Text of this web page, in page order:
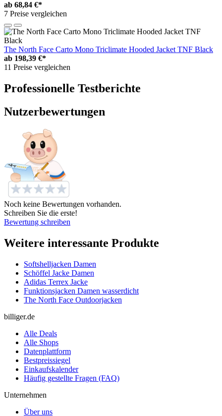
ab 68,84 €*
7 Preise vergleichen
The North Face Carto Mono Triclimate Hooded Jacket TNF Black
ab 198,39 €*
11 Preise vergleichen
Professionelle Testberichte
Nutzerbewertungen
Noch keine Bewertungen vorhanden.
Schreiben Sie die erste!
Bewertung schreiben
Weitere interessante Produkte
Softshelljacken Damen
Schöffel Jacke Damen
Adidas Terrex Jacke
Funktionsjacken Damen wasserdicht
The North Face Outdoorjacken
billiger.de
Alle Deals
Alle Shops
Datenplattform
Bestpreissiegel
Einkaufskalender
Häufig gestellte Fragen (FAQ)
Unternehmen
Über uns